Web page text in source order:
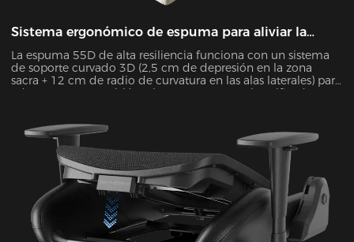
Sistema ergonómico de espuma para aliviar la
presión
La espuma 55D de alta resiliencia funciona con un sistema
de soporte curvado 3D (2,5 cm de depresión en la zona
sacra + 12 cm de radio de curvatura en las alas laterales) para
adaptarse con precisión a la postura corporal. Verificado
reduce la presión máxima en un 38 % durante sesiones de 4
horas sentado.